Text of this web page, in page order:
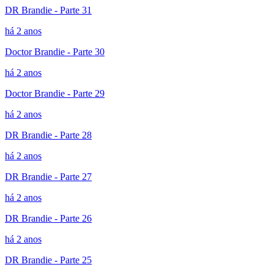
DR Brandie - Parte 31
há 2 anos
Doctor Brandie - Parte 30
há 2 anos
Doctor Brandie - Parte 29
há 2 anos
DR Brandie - Parte 28
há 2 anos
DR Brandie - Parte 27
há 2 anos
DR Brandie - Parte 26
há 2 anos
DR Brandie - Parte 25